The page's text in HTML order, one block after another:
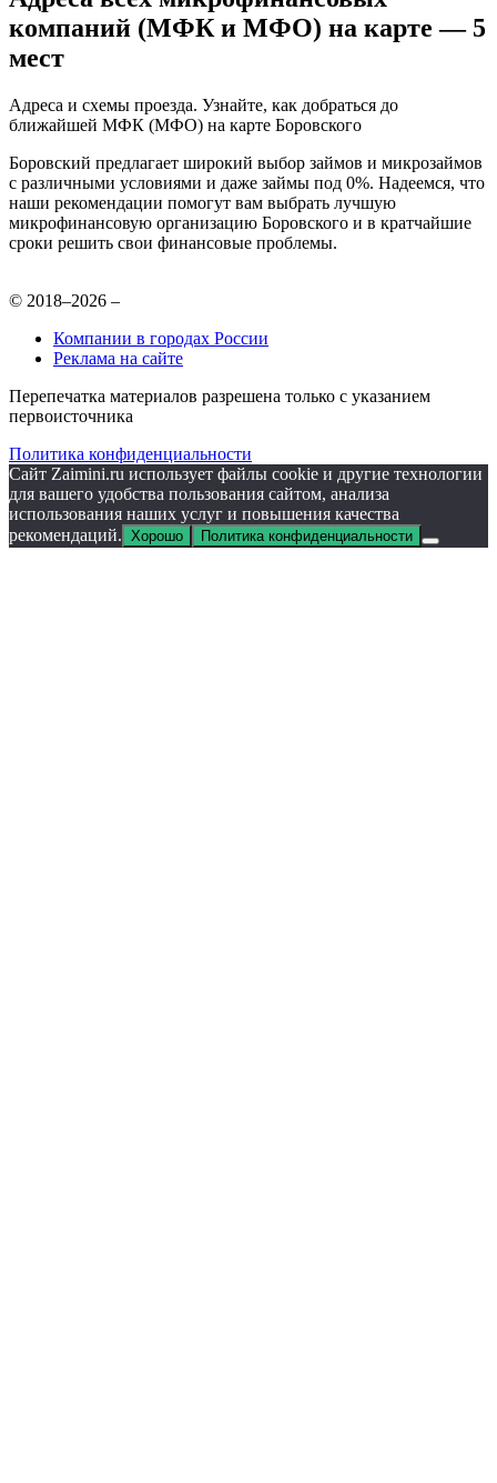
компаний (МФК и МФО) на карте — 5
мест
Адреса и схемы проезда. Узнайте, как добраться до
ближайшей МФК (МФО) на карте Боровского
Боровский предлагает широкий выбор займов и микрозаймов
с различными условиями и даже займы под 0%. Надеемся, что
наши рекомендации помогут вам выбрать лучшую
микрофинансовую организацию Боровского и в кратчайшие
сроки решить свои финансовые проблемы.
© 2018–2026 –
Компании в городах России
Реклама на сайте
Перепечатка материалов разрешена только с указанием
первоисточника
Политика конфиденциальности
Сайт Zaimini.ru использует файлы cookie и другие технологии
для вашего удобства пользования сайтом, анализа
использования наших услуг и повышения качества
рекомендаций. Хорошо Политика конфиденциальности